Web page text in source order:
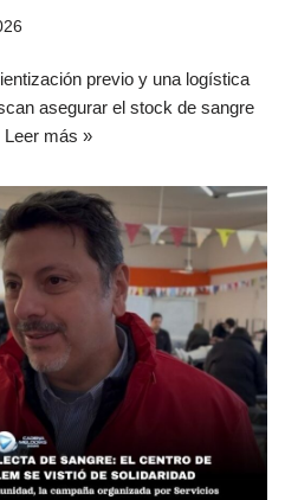
previo y una logística
asegurar el stock de sangre
Leer más »